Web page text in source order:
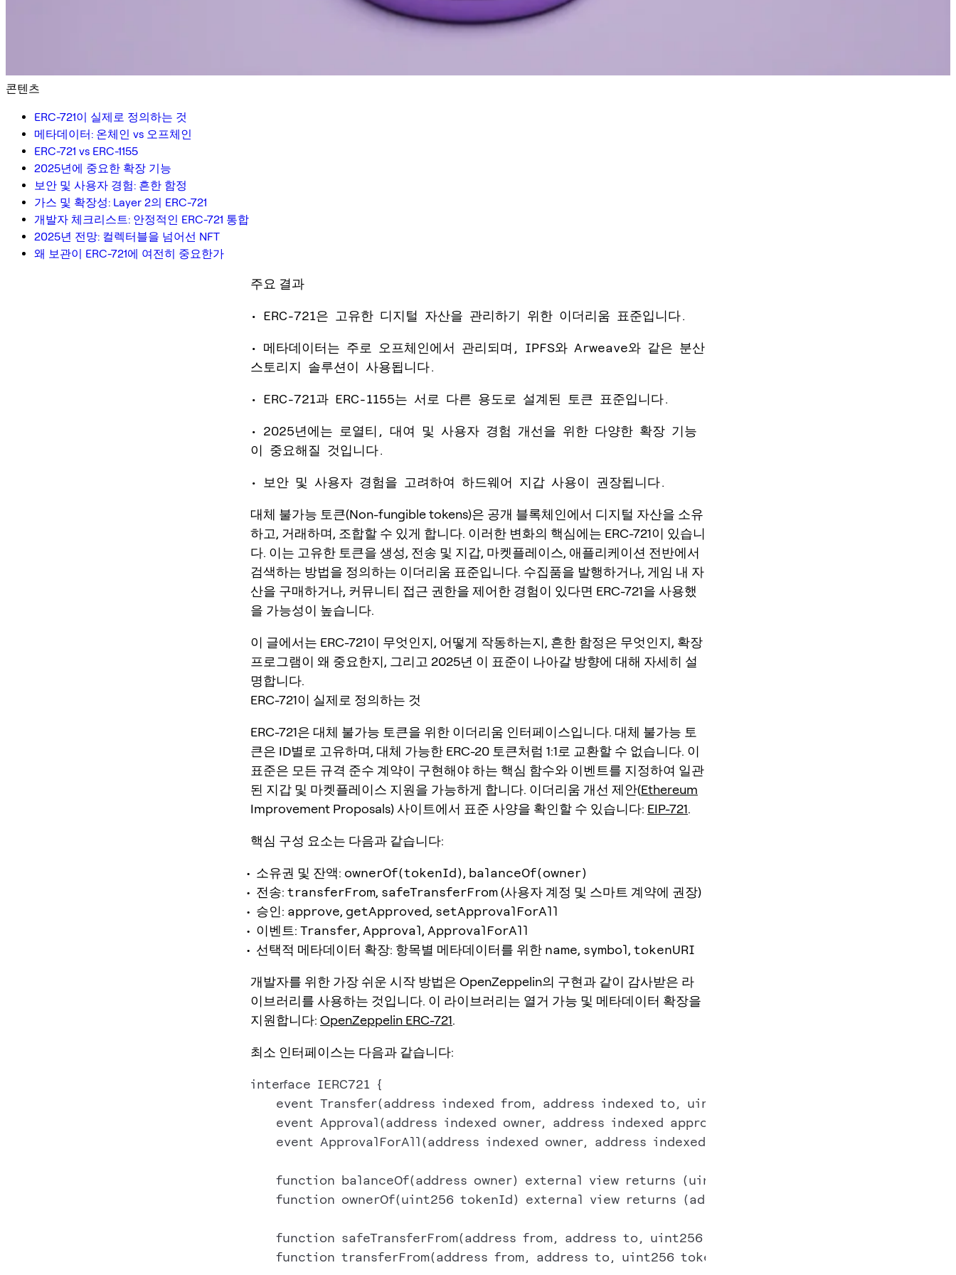
콘텐츠
ERC-721이 실제로 정의하는 것
메타데이터: 온체인 vs 오프체인
ERC-721 vs ERC-1155
2025년에 중요한 확장 기능
보안 및 사용자 경험: 흔한 함정
가스 및 확장성: Layer 2의 ERC-721
개발자 체크리스트: 안정적인 ERC-721 통합
2025년 전망: 컬렉터블을 넘어선 NFT
왜 보관이 ERC-721에 여전히 중요한가
주요 결과
• ERC-721은 고유한 디지털 자산을 관리하기 위한 이더리움 표준입니다.
• 메타데이터는 주로 오프체인에서 관리되며, IPFS와 Arweave와 같은 분산
스토리지 솔루션이 사용됩니다.
• ERC-721과 ERC-1155는 서로 다른 용도로 설계된 토큰 표준입니다.
• 2025년에는 로열티, 대여 및 사용자 경험 개선을 위한 다양한 확장 기능
이 중요해질 것입니다.
• 보안 및 사용자 경험을 고려하여 하드웨어 지갑 사용이 권장됩니다.
대체 불가능 토큰(Non-fungible tokens)은 공개 블록체인에서 디지털 자산을 소유
하고, 거래하며, 조합할 수 있게 합니다. 이러한 변화의 핵심에는 ERC-721이 있습니
다. 이는 고유한 토큰을 생성, 전송 및 지갑, 마켓플레이스, 애플리케이션 전반에서
검색하는 방법을 정의하는 이더리움 표준입니다. 수집품을 발행하거나, 게임 내 자
산을 구매하거나, 커뮤니티 접근 권한을 제어한 경험이 있다면 ERC-721을 사용했
을 가능성이 높습니다.
이 글에서는 ERC-721이 무엇인지, 어떻게 작동하는지, 흔한 함정은 무엇인지, 확장
프로그램이 왜 중요한지, 그리고 2025년 이 표준이 나아갈 방향에 대해 자세히 설
명합니다.
ERC-721이 실제로 정의하는 것
ERC-721은 대체 불가능 토큰을 위한 이더리움 인터페이스입니다. 대체 불가능 토
큰은 ID별로 고유하며, 대체 가능한 ERC-20 토큰처럼 1:1로 교환할 수 없습니다. 이
표준은 모든 규격 준수 계약이 구현해야 하는 핵심 함수와 이벤트를 지정하여 일관
된 지갑 및 마켓플레이스 지원을 가능하게 합니다. 이더리움 개선 제안(Ethereum
Improvement Proposals) 사이트에서 표준 사양을 확인할 수 있습니다: EIP-721.
핵심 구성 요소는 다음과 같습니다:
소유권 및 잔액: ownerOf(tokenId), balanceOf(owner)
전송: transferFrom, safeTransferFrom(사용자 계정 및 스마트 계약에 권장)
승인: approve, getApproved, setApprovalForAll
이벤트: Transfer, Approval, ApprovalForAll
선택적 메타데이터 확장: 항목별 메타데이터를 위한 name, symbol, tokenURI
개발자를 위한 가장 쉬운 시작 방법은 OpenZeppelin의 구현과 같이 감사받은 라
이브러리를 사용하는 것입니다. 이 라이브러리는 열거 가능 및 메타데이터 확장을
지원합니다: OpenZeppelin ERC-721.
최소 인터페이스는 다음과 같습니다:
interface IERC721 {
    event Transfer(address indexed from, address indexed to, uint256 indexed tokenId);
    event Approval(address indexed owner, address indexed approved, uint256 indexed tokenId);
    event ApprovalForAll(address indexed owner, address indexed operator, bool approved);
    function balanceOf(address owner) external view returns (uint256);
    function ownerOf(uint256 tokenId) external view returns (address);
    function safeTransferFrom(address from, address to, uint256 tokenId) external;
    function transferFrom(address from, address to, uint256 tokenId) external;